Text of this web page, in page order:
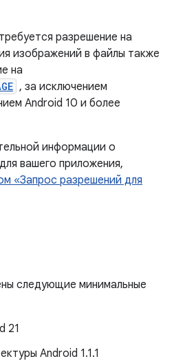
разрешение на
изображений в файлы также
на
, за исключением
Android 10 и более
информации о
вашего приложения,
«Запрос разрешений для
следующие минимальные
21
Android 1.1.1